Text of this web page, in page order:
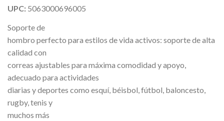
UPC: 5063000696005
Soporte de
hombro perfecto para estilos de vida activos: soporte de alta
calidad con
correas ajustables para máxima comodidad y apoyo,
adecuado para actividades
diarias y deportes como esquí, béisbol, fútbol, baloncesto,
rugby, tenis y
muchos más